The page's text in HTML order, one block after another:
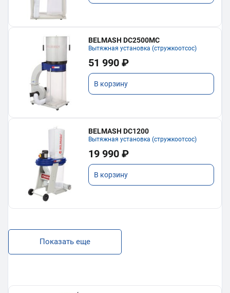
BELMASH DC2500MC
Вытяжная установка (стружкоотсос)
51 990 ₽
В корзину
BELMASH DC1200
Вытяжная установка (стружкоотсос)
19 990 ₽
В корзину
Показать еще